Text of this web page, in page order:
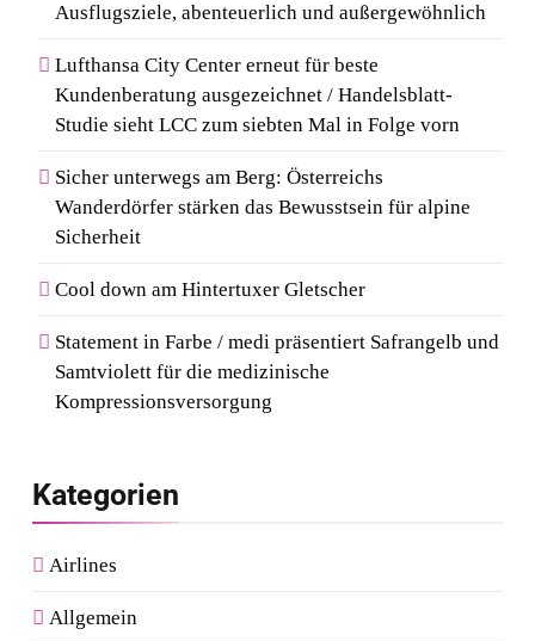
Ausflugsziele, abenteuerlich und außergewöhnlich
Lufthansa City Center erneut für beste
Kundenberatung ausgezeichnet / Handelsblatt-
Studie sieht LCC zum siebten Mal in Folge vorn
Sicher unterwegs am Berg: Österreichs
Wanderdörfer stärken das Bewusstsein für alpine
Sicherheit
Cool down am Hintertuxer Gletscher
Statement in Farbe / medi präsentiert Safrangelb und
Samtviolett für die medizinische
Kompressionsversorgung
Kategorien
Airlines
Allgemein